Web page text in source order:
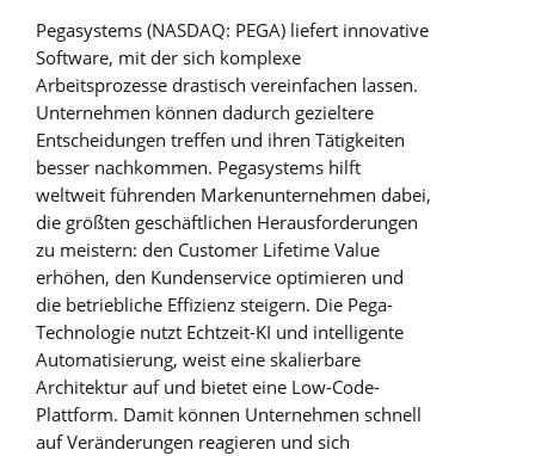
Pegasystems (NASDAQ: PEGA) liefert innovative
Software, mit der sich komplexe
Arbeitsprozesse drastisch vereinfachen lassen.
Unternehmen können dadurch gezieltere
Entscheidungen treffen und ihren Tätigkeiten
besser nachkommen. Pegasystems hilft
weltweit führenden Markenunternehmen dabei,
die größten geschäftlichen Herausforderungen
zu meistern: den Customer Lifetime Value
erhöhen, den Kundenservice optimieren und
die betriebliche Effizienz steigern. Die Pega-
Technologie nutzt Echtzeit-KI und intelligente
Automatisierung, weist eine skalierbare
Architektur auf und bietet eine Low-Code-
Plattform. Damit können Unternehmen schnell
auf Veränderungen reagieren und sich